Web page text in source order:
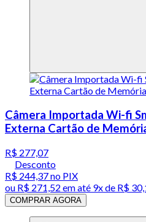
Câmera Importada Wi-fi
Externa Cartão de
R$ 277,07
Desconto
R$ 244,37no PIX
ou R$ 271,52 em até 9x de R$
COMPRAR AGORA